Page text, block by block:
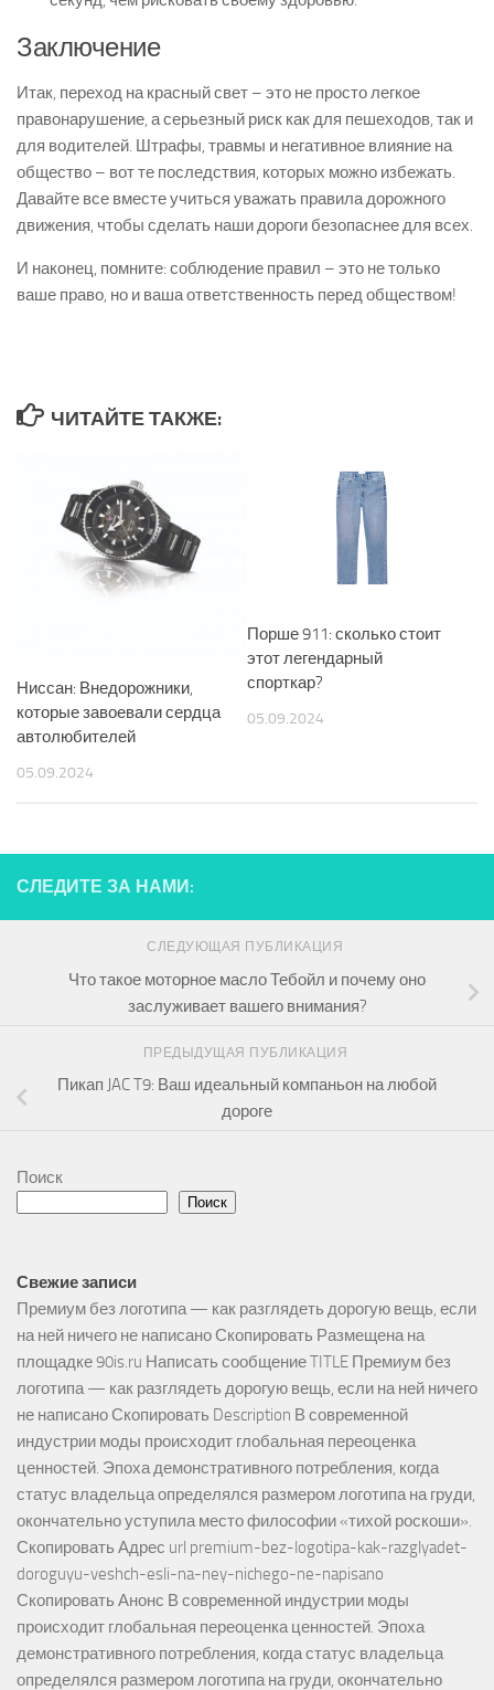
Заключение
Итак, переход на красный свет – это не просто легкое
правонарушение, а серьезный риск как для пешеходов, так и
для водителей. Штрафы, травмы и негативное влияние на
общество – вот те последствия, которых можно избежать.
Давайте все вместе учиться уважать правила дорожного
движения, чтобы сделать наши дороги безопаснее для всех.
И наконец, помните: соблюдение правил – это не только
ваше право, но и ваша ответственность перед обществом!
ЧИТАЙТЕ ТАКЖЕ:
Ниссан: Внедорожники,
которые завоевали сердца
автолюбителей
05.09.2024
Порше 911: сколько стоит
этот легендарный
спорткар?
05.09.2024
СЛЕДИТЕ ЗА НАМИ:
СЛЕДУЮЩАЯ ПУБЛИКАЦИЯ
Что такое моторное масло Тебойл и почему оно
заслуживает вашего внимания?
ПРЕДЫДУЩАЯ ПУБЛИКАЦИЯ
Пикап JAC T9: Ваш идеальный компаньон на любой
дороге
Поиск
Поиск
Свежие записи
Премиум без логотипа — как разглядеть дорогую вещь, если
на ней ничего не написано Скопировать Размещена на
площадке 90is.ru Написать сообщение TITLE Премиум без
логотипа — как разглядеть дорогую вещь, если на ней ничего
не написано Скопировать Description В современной
индустрии моды происходит глобальная переоценка
ценностей. Эпоха демонстративного потребления, когда
статус владельца определялся размером логотипа на груди,
окончательно уступила место философии «тихой роскоши».
Скопировать Адрес url premium-bez-logotipa-kak-razglyadet-
doroguyu-veshch-esli-na-ney-nichego-ne-napisano
Скопировать Анонс В современной индустрии моды
происходит глобальная переоценка ценностей. Эпоха
демонстративного потребления, когда статус владельца
определялся размером логотипа на груди, окончательно